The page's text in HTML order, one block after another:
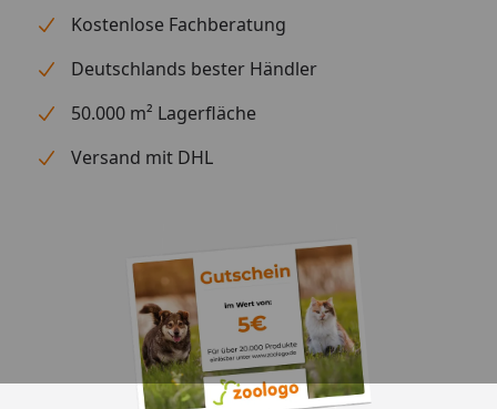
Kostenlose Fachberatung
Deutschlands bester Händler
50.000 m² Lagerfläche
Versand mit DHL